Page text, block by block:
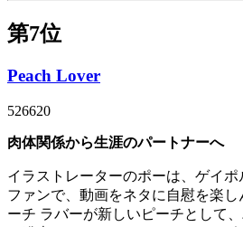
第7位
Peach Lover
526620
肉体関係から生涯のパートナーへ
イラストレーターのポーは、ゲイポ
ファンで、動画をネタに自慰を楽
ーチ ラバーが新しいピーチとして